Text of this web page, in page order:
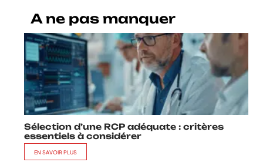
A ne pas manquer
Sélection d’une RCP adéquate : critères
essentiels à considérer
EN SAVOIR PLUS